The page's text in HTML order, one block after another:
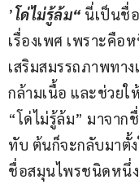
’โด่ไม่รู้ล้ม“ นี่เป็นชื่
เรื่องเพศ เพราะคื
เสริมสมรรถภาพทา
กล้ามเนื้อ และช่วยใ
“โด่ไม่รู้ล้ม” มาจา
ทับ ต้นก็จะกลับมาตั้ง
ชื่อสมุนไพรชนิดหนึ่